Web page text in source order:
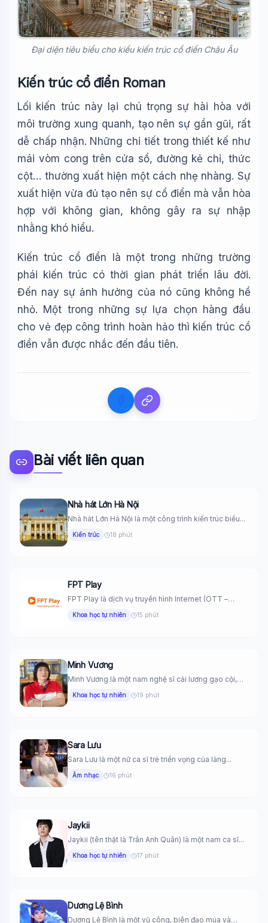
Đại diện tiêu biểu cho kiểu kiến trúc cổ điển Châu Âu
Kiến trúc cổ điển Roman
Lối kiến trúc này lại chú trọng sự hài hòa với
môi trường xung quanh, tạo nên sự gần gũi, rất
dễ chấp nhận. Những chi tiết trong thiết kế như
mái vòm cong trên cửa sổ, đường kẻ chỉ, thức
cột… thường xuất hiện một cách nhẹ nhàng. Sự
xuất hiện vừa đủ tạo nên sự cổ điển mà vẫn hòa
hợp với không gian, không gây ra sự nhập
nhằng khó hiểu.
Kiến trúc cổ điển là một trong những trường
phái kiến trúc có thời gian phát triển lâu đời.
Đến nay sự ảnh hưởng của nó cũng không hề
nhỏ. Một trong những sự lựa chọn hàng đầu
cho vẻ đẹp công trình hoàn hảo thì kiến trúc cổ
điển vẫn được nhắc đến đầu tiên.
Bài viết liên quan
Nhà hát Lớn Hà Nội
Nhà hát Lớn Hà Nội là một công trình kiến trúc biểu...
Kiến trúc 18 phút
FPT Play
FPT Play là dịch vụ truyền hình Internet (OTT –
Khoa học tự nhiên 15 phút
Minh Vương
Minh Vương là một nam nghệ sĩ cải lương gạo cội,
Khoa học tự nhiên 19 phút
Sara Lưu
Sara Lưu là một nữ ca sĩ trẻ triển vọng của làng...
Âm nhạc 16 phút
Jaykii
Jaykii (tên thật là Trần Anh Quân) là một nam ca sĩ...
Khoa học tự nhiên 17 phút
Dương Lệ Bình
Dương Lệ Bình là một vũ công, biên đạo múa và